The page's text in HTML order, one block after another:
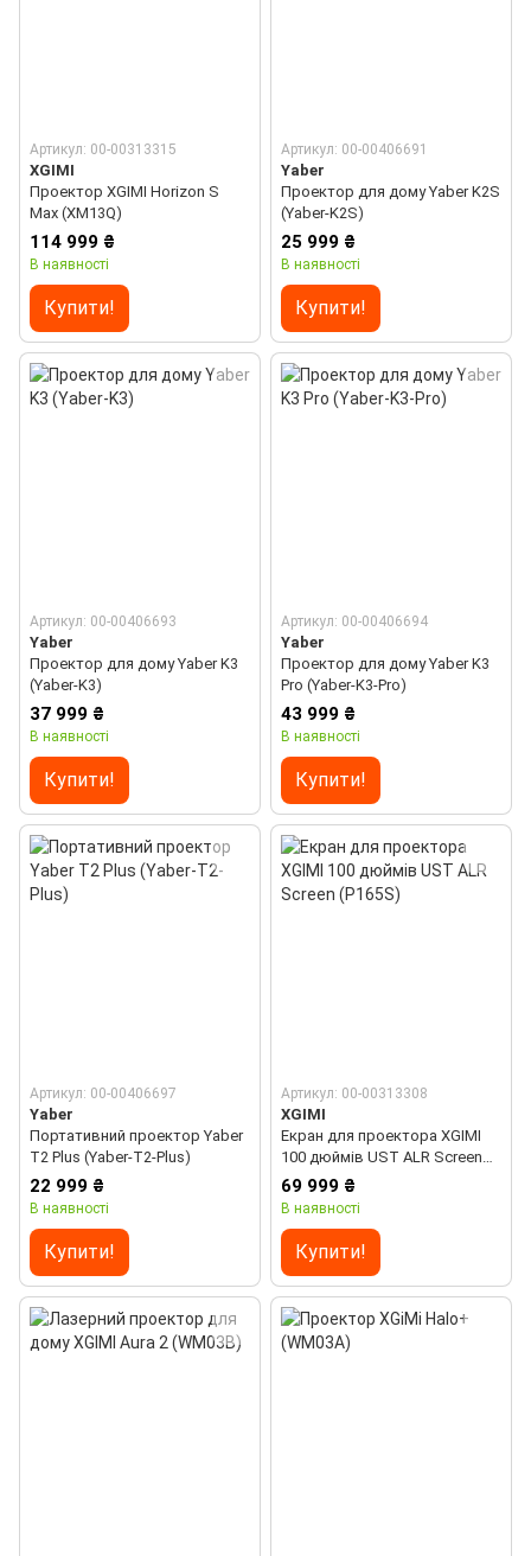
Артикул: 00-00313315
XGIMI
Проектор XGIMI Horizon S
Max (XM13Q)
114 999 ₴
В наявності
Купити!
Артикул: 00-00406691
Yaber
Проектор для дому Yaber K2S
(Yaber-K2S)
25 999 ₴
В наявності
Купити!
Артикул: 00-00406693
Yaber
Проектор для дому Yaber K3
(Yaber-K3)
37 999 ₴
В наявності
Купити!
Артикул: 00-00406694
Yaber
Проектор для дому Yaber K3
Pro (Yaber-K3-Pro)
43 999 ₴
В наявності
Купити!
Артикул: 00-00406697
Yaber
Портативний проектор Yaber
T2 Plus (Yaber-T2-Plus)
22 999 ₴
В наявності
Купити!
Артикул: 00-00313308
XGIMI
Екран для проектора XGIMI
100 дюймів UST ALR Screen
(P165S)
69 999 ₴
В наявності
Купити!